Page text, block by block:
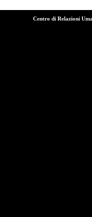
Centro di Relazioni